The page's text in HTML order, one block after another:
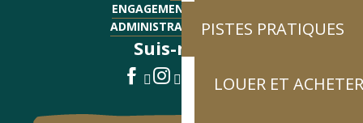
PISTES PRATIQUES
LOUER ET
ENGAGEMENTS QUALITÉ
ADMINISTRATIF - EMPLOI
Suis-nous !